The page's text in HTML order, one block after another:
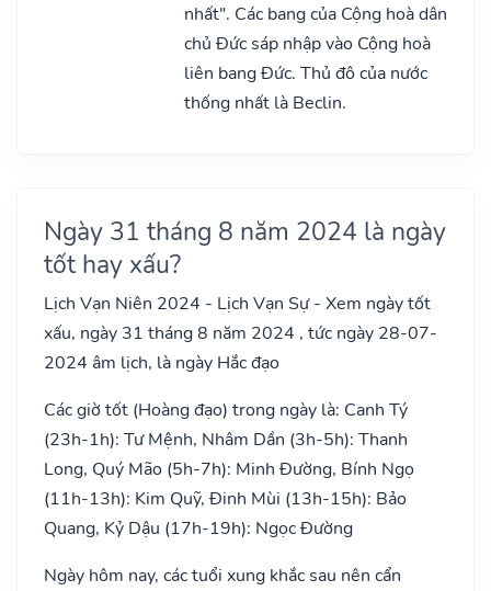
nhất". Các bang của Cộng hoà dân
chủ Đức sáp nhập vào Cộng hoà
liên bang Đức. Thủ đô của nước
thống nhất là Beclin.
Ngày 31 tháng 8 năm 2024 là ngày
tốt hay xấu?
Lịch Vạn Niên 2024 - Lịch Vạn Sự - Xem ngày tốt
xấu, ngày 31 tháng 8 năm 2024 , tức ngày 28-07-
2024 âm lịch, là ngày Hắc đạo
Các giờ tốt (Hoàng đạo) trong ngày là: Canh Tý
(23h-1h): Tư Mệnh, Nhâm Dần (3h-5h): Thanh
Long, Quý Mão (5h-7h): Minh Đường, Bính Ngọ
(11h-13h): Kim Quỹ, Đinh Mùi (13h-15h): Bảo
Quang, Kỷ Dậu (17h-19h): Ngọc Đường
Ngày hôm nay, các tuổi xung khắc sau nên cẩn